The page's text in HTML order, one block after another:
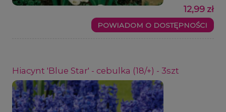
12,99 zł
POWIADOM O DOSTĘPNOŚCI
Hiacynt 'Blue Star' - cebulka (18/+) - 3szt